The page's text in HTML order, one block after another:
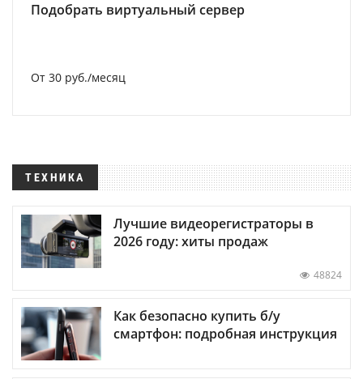
Подобрать виртуальный сервер
От 30 руб./месяц
ТЕХНИКА
Лучшие видеорегистраторы в
2026 году: хиты продаж
48824
Как безопасно купить б/у
смартфон: подробная инструкция